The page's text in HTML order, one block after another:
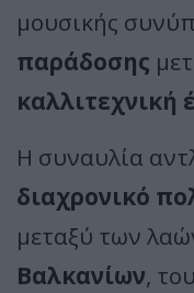
μουσικής
παράδοσης
καλλιτεχνική
Η συναυλία
διαχρονικό
μεταξύ των
Βαλκανίων, του